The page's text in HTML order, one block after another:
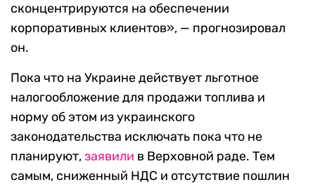
сконцентрируются на обеспечении
корпоративных клиентов», — прогнозировал
он.
Пока что на Украине действует льготное
налогообложение для продажи топлива и
норму об этом из украинского
законодательства исключать пока что не
планируют,заявили в Верховной раде. Тем
самым, сниженный НДС и отсутствие пошлин